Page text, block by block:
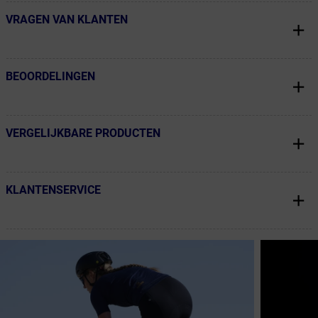
← Terug naar productnavigatie
VRAGEN VAN KLANTEN
← Terug naar productnavigatie
BEOORDELINGEN
← Terug naar productnavigatie
VERGELIJKBARE PRODUCTEN
← Terug naar productnavigatie
KLANTENSERVICE